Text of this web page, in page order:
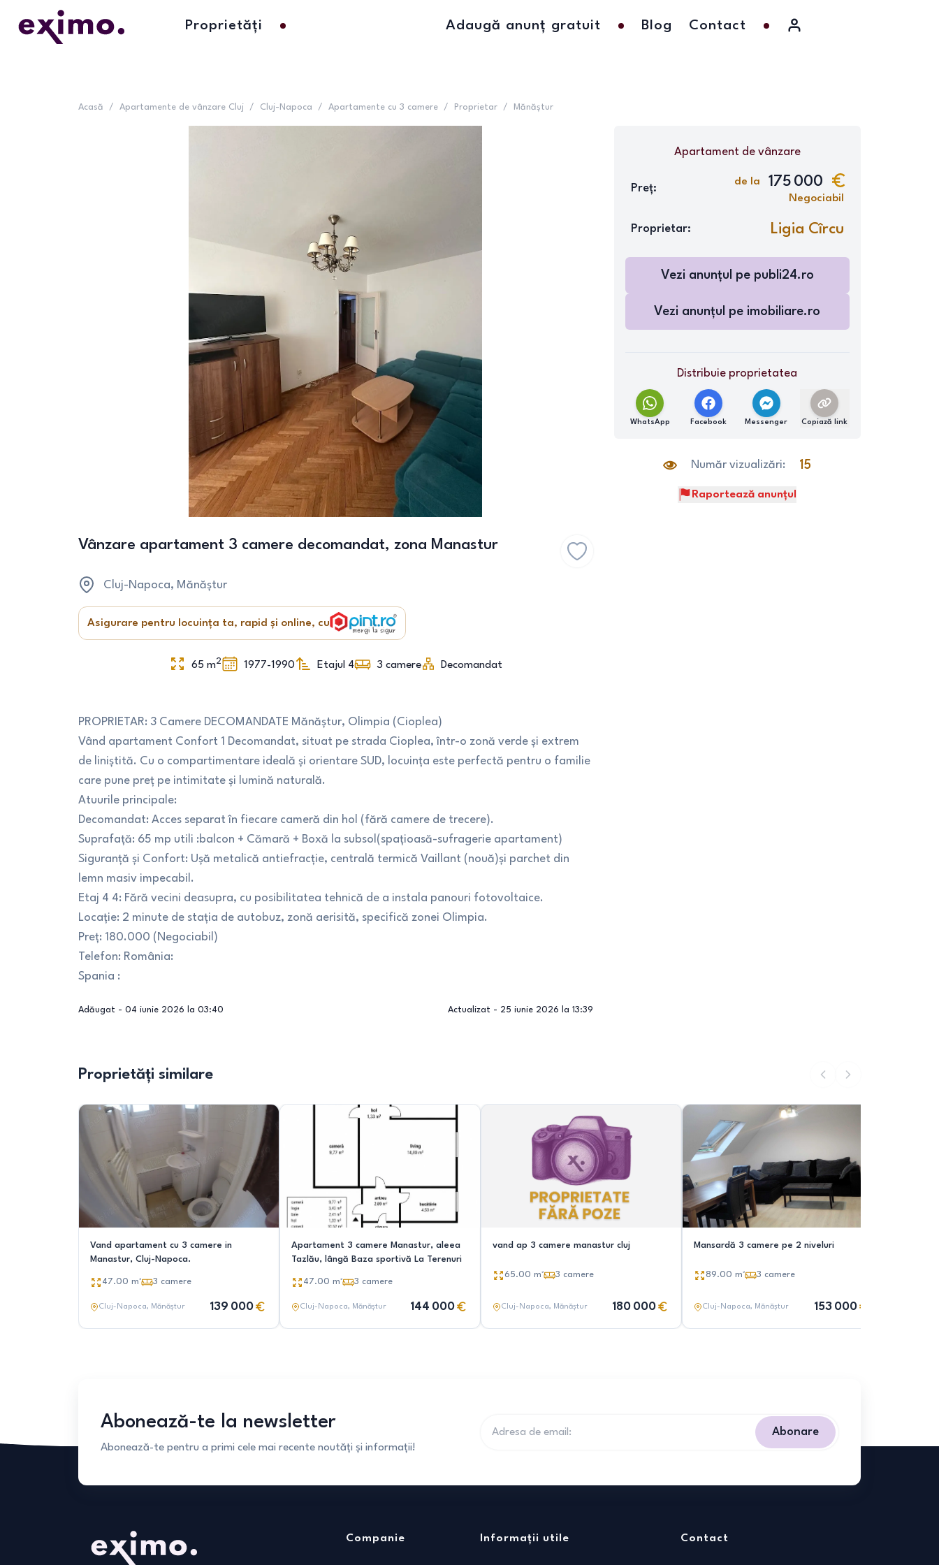
Proprietăți Adaugă anunț gratuit Blog Contact
Acasă / Apartamente de vânzare Cluj / Cluj-Napoca / Apartamente cu 3 camere / Proprietar / Mănăștur
Vânzare apartament 3 camere decomandat, zona Manastur
Cluj-Napoca, Mănăștur
Asigurare pentru locuința ta, rapid și online, cu
65 m2 1977-1990 Etajul 4 3 camere Decomandat
PROPRIETAR: 3 Camere DECOMANDATE Mănăștur, Olimpia (Cioplea)
Vând apartament Confort 1 Decomandat, situat pe strada Cioplea, într-o zonă verde și extrem
de liniștită. Cu o compartimentare ideală și orientare SUD, locuința este perfectă pentru o familie
care pune preț pe intimitate și lumină naturală.
Atuurile principale:
Decomandat: Acces separat în fiecare cameră din hol (fără camere de trecere).
Suprafață: 65 mp utili :balcon + Cămară + Boxă la subsol(spațioasă-sufragerie apartament)
Siguranță și Confort: Ușă metalică antiefracție, centrală termică Vaillant (nouă)și parchet din
lemn masiv impecabil.
Etaj 4 4: Fără vecini deasupra, cu posibilitatea tehnică de a instala panouri fotovoltaice.
Locație: 2 minute de stația de autobuz, zonă aerisită, specifică zonei Olimpia.
Preț: 180.000 (Negociabil)
Telefon: România:
Spania :
Adăugat - 04 iunie 2026 la 03:40 Actualizat - 25 iunie 2026 la 13:39
Apartamentde vânzare
Preț:
de la 175 000
Negociabil
Proprietar: Ligia Cîrcu
Vezi anunțul pe publi24.ro
Vezi anunțul pe imobiliare.ro
Distribuie proprietatea
WhatsApp Facebook Messenger Copiază link
Număr vizualizări: 15
Raportează anunțul
Proprietăți similare
Vand apartament cu 3 camere in
Manastur, Cluj-Napoca.
47.00 m² 3 camere
Cluj-Napoca, Mănăștur 139 000
Apartament 3 camere Manastur, aleea
Tazlău, lângă Baza sportivă La Terenuri
47.00 m² 3 camere
Cluj-Napoca, Mănăștur 144 000
vand ap 3 camere manastur cluj
65.00 m² 3 camere
Cluj-Napoca, Mănăștur 180 000
Mansardă 3 camere pe 2 niveluri
89.00 m² 3 camere
Cluj-Napoca, Mănăștur 153 000
Abonează-te la newsletter
Abonează-te pentru a primi cele mai recente noutăți și informații!
Abonare
Companie Informații utile Contact